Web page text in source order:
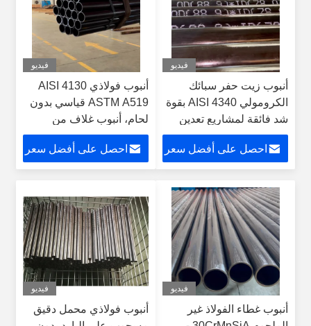
فيديو
أنبوب زيت حفر سبائك
الكرومولي AISI 4340 بقوة
شد فائقة لمشاريع تعدين
المعادن غير الحديدية
احصل على أفضل سعر
فيديو
أنبوب فولاذي AISI 4130
ASTM A519 قياسي بدون
لحام، أنبوب غلاف من
سبائك الكروم والموليبدينوم
مقاوم للتآكل لحفر آبار
النفط
احصل على أفضل سعر
فيديو
أنبوب غطاء الفولاذ غير
فيديو
أنبوب فولاذي محمل دقيق